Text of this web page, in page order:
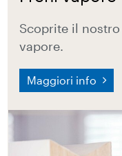
Scoprite il
vapore.
Maggiori info